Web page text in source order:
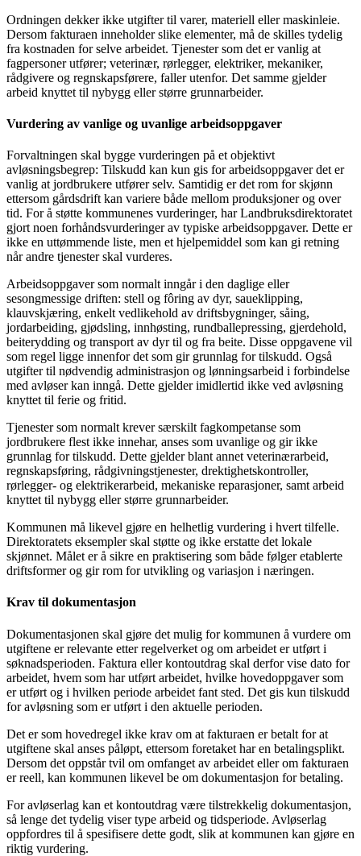
Ordningen dekker ikke utgifter til varer, materiell eller maskinleie.
Dersom fakturaen inneholder slike elementer, må de skilles tydelig
fra kostnaden for selve arbeidet. Tjenester som det er vanlig at
fagpersoner utfører; veterinær, rørlegger, elektriker, mekaniker,
rådgivere og regnskapsførere, faller utenfor. Det samme gjelder
arbeid knyttet til nybygg eller større grunnarbeider.
Vurdering av vanlige og uvanlige arbeidsoppgaver
Forvaltningen skal bygge vurderingen på et objektivt
avløsningsbegrep: Tilskudd kan kun gis for arbeidsoppgaver det er
vanlig at jordbrukere utfører selv. Samtidig er det rom for skjønn
ettersom gårdsdrift kan variere både mellom produksjoner og over
tid. For å støtte kommunenes vurderinger, har Landbruksdirektoratet
gjort noen forhåndsvurderinger av typiske arbeidsoppgaver. Dette er
ikke en uttømmende liste, men et hjelpemiddel som kan gi retning
når andre tjenester skal vurderes.
Arbeidsoppgaver som normalt inngår i den daglige eller
sesongmessige driften: stell og fôring av dyr, saueklipping,
klauvskjæring, enkelt vedlikehold av driftsbygninger, såing,
jordarbeiding, gjødsling, innhøsting, rundballepressing, gjerdehold,
beiterydding og transport av dyr til og fra beite. Disse oppgavene vil
som regel ligge innenfor det som gir grunnlag for tilskudd. Også
utgifter til nødvendig administrasjon og lønningsarbeid i forbindelse
med avløser kan inngå. Dette gjelder imidlertid ikke ved avløsning
knyttet til ferie og fritid.
Tjenester som normalt krever særskilt fagkompetanse som
jordbrukere flest ikke innehar, anses som uvanlige og gir ikke
grunnlag for tilskudd. Dette gjelder blant annet veterinærarbeid,
regnskapsføring, rådgivningstjenester, drektighetskontroller,
rørlegger- og elektrikerarbeid, mekaniske reparasjoner, samt arbeid
knyttet til nybygg eller større grunnarbeider.
Kommunen må likevel gjøre en helhetlig vurdering i hvert tilfelle.
Direktoratets eksempler skal støtte og ikke erstatte det lokale
skjønnet. Målet er å sikre en praktisering som både følger etablerte
driftsformer og gir rom for utvikling og variasjon i næringen.
Krav til dokumentasjon
Dokumentasjonen skal gjøre det mulig for kommunen å vurdere om
utgiftene er relevante etter regelverket og om arbeidet er utført i
søknadsperioden. Faktura eller kontoutdrag skal derfor vise dato for
arbeidet, hvem som har utført arbeidet, hvilke hovedoppgaver som
er utført og i hvilken periode arbeidet fant sted. Det gis kun tilskudd
for avløsning som er utført i den aktuelle perioden.
Det er som hovedregel ikke krav om at fakturaen er betalt for at
utgiftene skal anses påløpt, ettersom foretaket har en betalingsplikt.
Dersom det oppstår tvil om omfanget av arbeidet eller om fakturaen
er reell, kan kommunen likevel be om dokumentasjon for betaling.
For avløserlag kan et kontoutdrag være tilstrekkelig dokumentasjon,
så lenge det tydelig viser type arbeid og tidsperiode. Avløserlag
oppfordres til å spesifisere dette godt, slik at kommunen kan gjøre en
riktig vurdering.